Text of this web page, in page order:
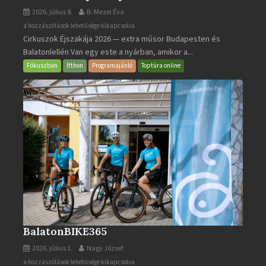
2026. július 9. B. Mezei Éva
Cirkuszok
Éjszakája
2026
bejegyzéshez
a hozzászólások lehetősége kikapcsolva
Cirkuszok Éjszakája 2026 — extra műsor Budapesten és
Balatonlellén Van egy este a nyárban, amikor a...
Fókuszban Itthon Programajánló Toptúra online
BalatonBIKE365
2026. július 1. Nagy József
BalatonBIKE365
a hozzászólások lehetősége kikapcsolva